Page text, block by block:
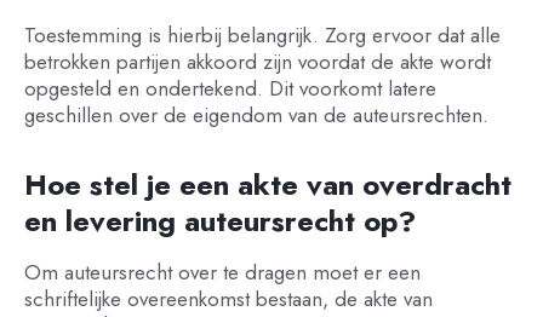
Toestemming is hierbij belangrijk. Zorg ervoor dat alle
betrokken partijen akkoord zijn voordat de akte wordt
opgesteld en ondertekend. Dit voorkomt latere
geschillen over de eigendom van de auteursrechten.
Hoe stel je een akte van overdracht
en levering auteursrecht op?
Om auteursrecht over te dragen moet er een
schriftelijke overeenkomst bestaan, de akte van